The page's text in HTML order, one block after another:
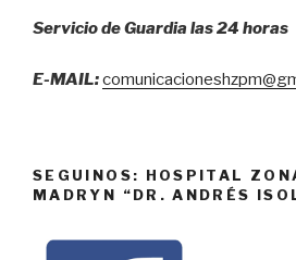
Servicio de Guardia las 24 horas
E-MAIL:
SEGUINOS: HOSPITAL
MADRYN “DR. ANDRÉS